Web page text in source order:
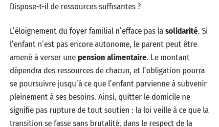
Dispose-t-il de ressources suffisantes ?
L’éloignement du foyer familial n’efface pas lasolidarité. Si
l’enfant n’est pas encore autonome, le parent peut être
amené à verser unepension alimentaire. Le montant
dépendra des ressources de chacun, et l’obligation pourra
se poursuivre jusqu’à ce que l’enfant parvienne à subvenir
pleinement à ses besoins. Ainsi, quitter le domicile ne
signifie pas rupture de tout soutien : la loi veille à ce que la
transition se fasse sans brutalité, dans le respect de la